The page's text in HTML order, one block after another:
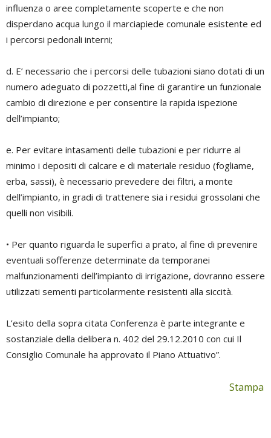
influenza o aree completamente scoperte e che non
disperdano acqua lungo il marciapiede comunale esistente ed
i percorsi pedonali interni;
d. E’ necessario che i percorsi delle tubazioni siano dotati di un
numero adeguato di pozzetti,al fine di garantire un funzionale
cambio di direzione e per consentire la rapida ispezione
dell’impianto;
e. Per evitare intasamenti delle tubazioni e per ridurre al
minimo i depositi di calcare e di materiale residuo (fogliame,
erba, sassi), è necessario prevedere dei filtri, a monte
dell’impianto, in gradi di trattenere sia i residui grossolani che
quelli non visibili.
• Per quanto riguarda le superfici a prato, al fine di prevenire
eventuali sofferenze determinate da temporanei
malfunzionamenti dell’impianto di irrigazione, dovranno essere
utilizzati sementi particolarmente resistenti alla siccità.
L’esito della sopra citata Conferenza è parte integrante e
sostanziale della delibera n. 402 del 29.12.2010 con cui Il
Consiglio Comunale ha approvato il Piano Attuativo”.
Stampa